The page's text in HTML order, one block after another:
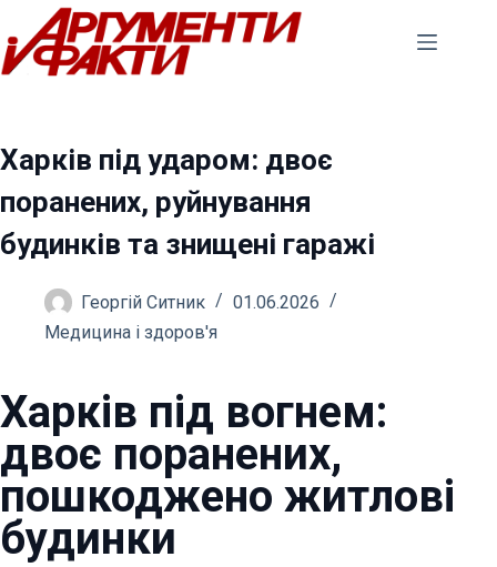
Перейти
до
вмісту
Харків під ударом: двоє
поранених, руйнування
будинків та знищені гаражі
Георгій Ситник
01.06.2026
Медицина і здоров'я
Харків під вогнем:
двоє поранених,
пошкоджено житлові
будинки